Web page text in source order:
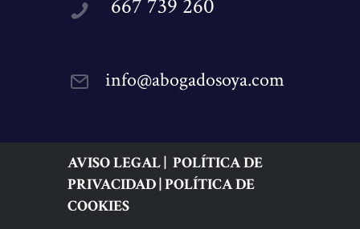
667 739 260
info@abogadosoya.com
AVISO LEGAL| POLÍTICA DE
PRIVACIDAD|POLÍTICA DE
COOKIES